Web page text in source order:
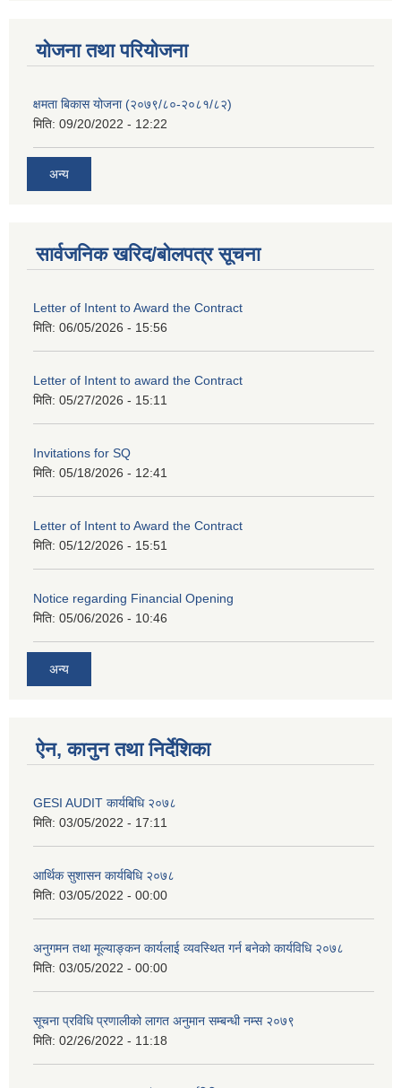
याेजना तथा परियाेजना
क्षमता बिकास योजना (२०७९/८०-२०८१/८२)
मिति: 09/20/2022 - 12:22
अन्य
सार्वजनिक खरिद/बोलपत्र सूचना
Letter of Intent to Award the Contract
मिति: 06/05/2026 - 15:56
Letter of Intent to award the Contract
मिति: 05/27/2026 - 15:11
Invitations for SQ
मिति: 05/18/2026 - 12:41
Letter of Intent to Award the Contract
मिति: 05/12/2026 - 15:51
Notice regarding Financial Opening
मिति: 05/06/2026 - 10:46
अन्य
ऐन, कानुन तथा निर्देशिका
GESI AUDIT कार्यबिधि २०७८
मिति: 03/05/2022 - 17:11
आर्थिक सुशासन कार्यबिधि २०७८
मिति: 03/05/2022 - 00:00
अनुगमन तथा मूल्याङ्कन कार्यलाई व्यवस्थित गर्न बनेको कार्यविधि २०७८
मिति: 03/05/2022 - 00:00
सूचना प्रविधि प्रणालीको लागत अनुमान सम्बन्धी नम्स २०७९
मिति: 02/26/2022 - 11:18